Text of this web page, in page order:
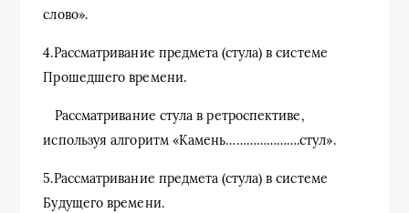
слово».
4.Рассматривание предмета (стула) в системе
Прошедшего времени.
Рассматривание стула в ретроспективе,
используя алгоритм «Камень………………….стул».
5.Рассматривание предмета (стула) в системе
Будущего времени.